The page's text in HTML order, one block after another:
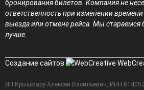
бронирования билетов. Компания не
ответственность при изменении времени
выезда или отмене рейса. Мы стараемся
лучше.
Создание сайтов
ИП Крышмару Алексей Васильевич, ИНН